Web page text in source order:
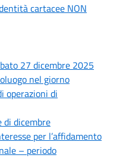
cartacee NON
27 dicembre 2025
nel giorno
operazioni di
di dicembre
per l’affidamento
– periodo